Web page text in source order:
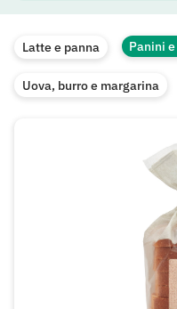
Latte e panna Panini
Uova, burro e margarina